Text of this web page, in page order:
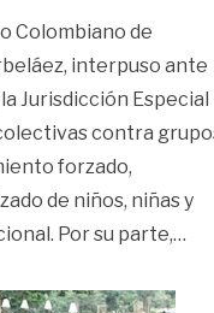
Colombiano de
interpuso ante
Jurisdicción Especial
contra
forzado,
de niños, niñas y
Por su parte,…